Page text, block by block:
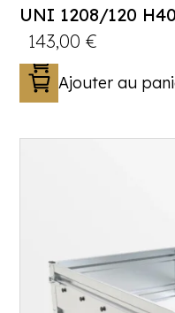
UNI 1208/120
143,00€
Ajouter au